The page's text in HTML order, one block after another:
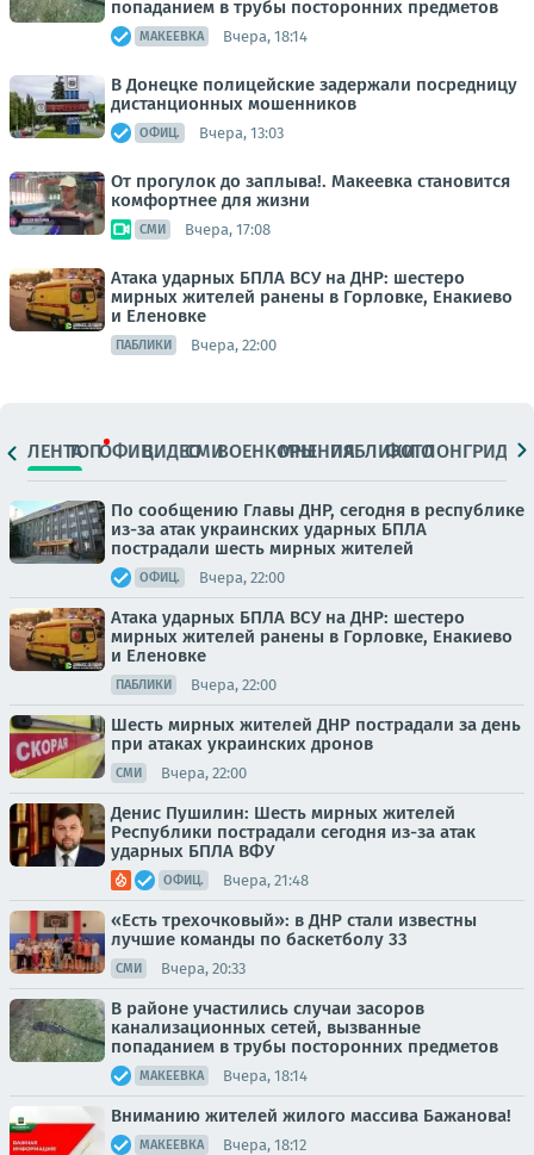
попаданием в трубы посторонних предметов
МАКЕЕВКА Вчера, 18:14
В Донецке полицейские задержали посредницу
дистанционных мошенников
ОФИЦ. Вчера, 13:03
От прогулок до заплыва!. Макеевка становится
комфортнее для жизни
СМИ Вчера, 17:08
Атака ударных БПЛА ВСУ на ДНР: шестеро
мирных жителей ранены в Горловке, Енакиево
и Еленовке
ПАБЛИКИ Вчера, 22:00
ЛЕНТАТОПОФИЦ.ВИДЕОСМИВОЕНКОРЫМНЕНИЯПАБЛИКИ
ФОТОЛОНГРИДЫ
По сообщению Главы ДНР, сегодня в республике
из-за атак украинских ударных БПЛА
пострадали шесть мирных жителей
ОФИЦ. Вчера, 22:00
Атака ударных БПЛА ВСУ на ДНР: шестеро
мирных жителей ранены в Горловке, Енакиево
и Еленовке
ПАБЛИКИ Вчера, 22:00
Шесть мирных жителей ДНР пострадали за день
при атаках украинских дронов
СМИ Вчера, 22:00
Денис Пушилин: Шесть мирных жителей
Республики пострадали сегодня из-за атак
ударных БПЛА ВФУ
ОФИЦ. Вчера, 21:48
«Есть трехочковый»: в ДНР стали известны
лучшие команды по баскетболу 33
СМИ Вчера, 20:33
В районе участились случаи засоров
канализационных сетей, вызванные
попаданием в трубы посторонних предметов
МАКЕЕВКА Вчера, 18:14
Вниманию жителей жилого массива Бажанова!
МАКЕЕВКА Вчера, 18:12